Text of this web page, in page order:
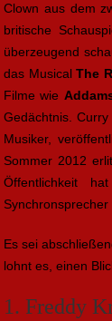
Clown aus dem
britische
überzeugend
das MusicalThe
Filme wie
Gedächtnis.
Musiker,
Sommer 2012
Öffentlichkeit
Synchronsprecher
Es sei
lohnt es, einen
1. Freddy